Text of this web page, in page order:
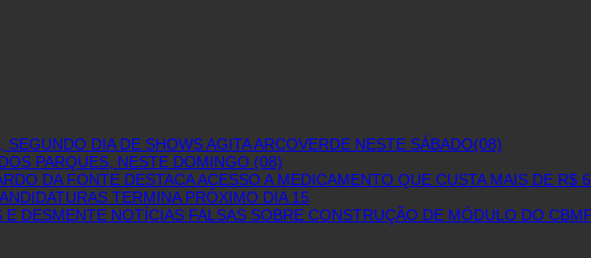
DIA DE SHOWS AGITA ARCOVERDE NESTE SÁBADO(08)
PARQUES, NESTE DOMINGO (08)
DA FONTE DESTACA ACESSO A MEDICAMENTO QUE CUSTA MAIS DE R$
TERMINA PRÓXIMO DIA 15
E DESMENTE NOTÍCIAS FALSAS SOBRE CONSTRUÇÃO DE MÓDULO DO